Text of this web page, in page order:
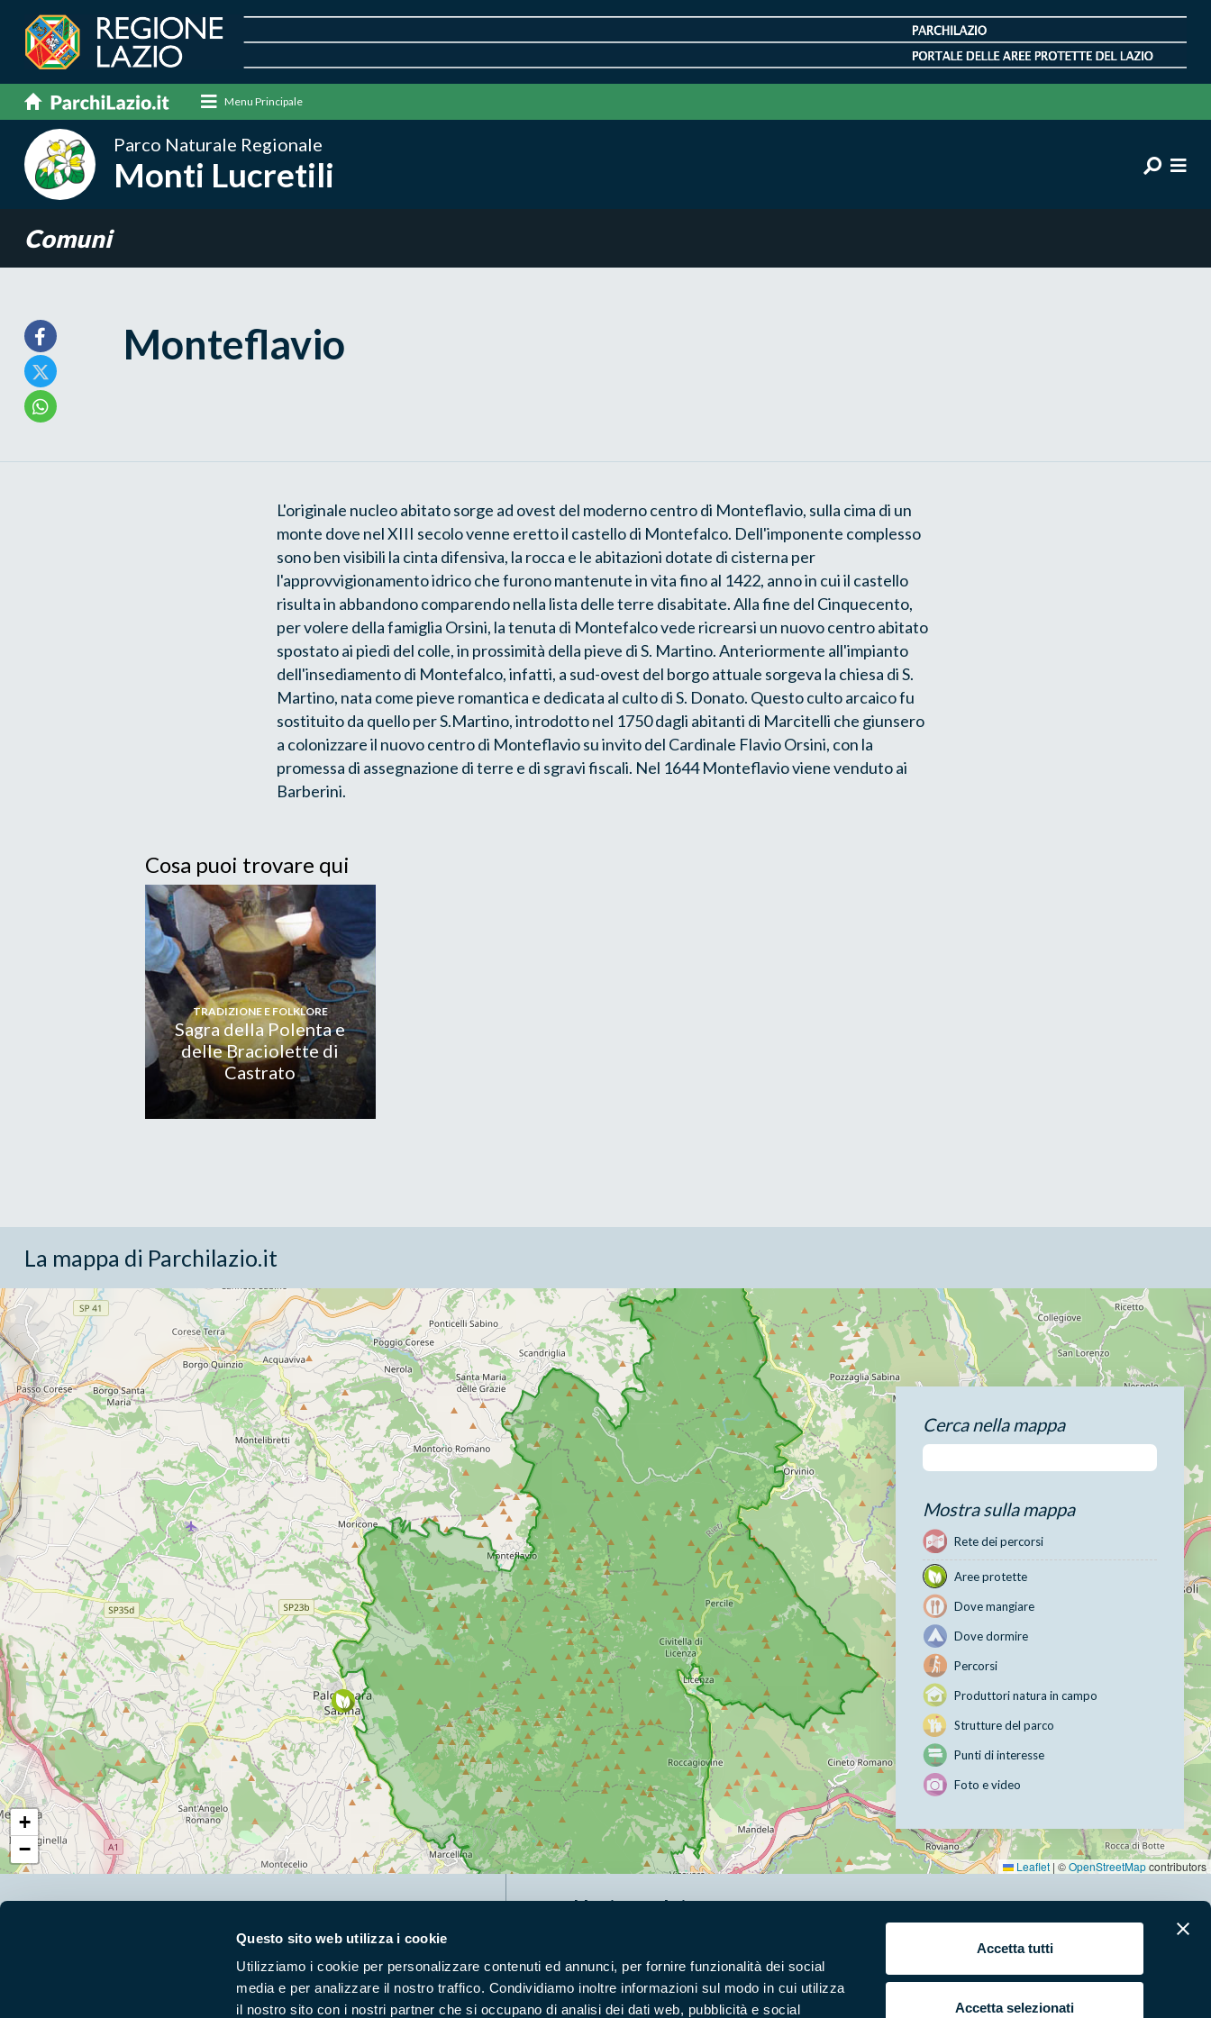
Questo sito web utilizza i cookie
Utilizziamo i cookie per personalizzare contenuti ed annunci, per fornire funzionalità dei social
media e per analizzare il nostro traffico. Condividiamo inoltre informazioni sul modo in cui utilizza
il nostro sito con i nostri partner che si occupano di analisi dei dati web, pubblicità e social
Accetta tutti
Accetta selezionati
Menu Principale
Parco Naturale Regionale
Monti Lucretili
Comuni
Monteflavio
L'originale nucleo abitato sorge ad ovest del moderno centro di Monteflavio, sulla cima di un
monte dove nel XIII secolo venne eretto il castello di Montefalco. Dell'imponente complesso
sono ben visibili la cinta difensiva, la rocca e le abitazioni dotate di cisterna per
l'approvvigionamento idrico che furono mantenute in vita fino al 1422, anno in cui il castello
risulta in abbandono comparendo nella lista delle terre disabitate. Alla fine del Cinquecento,
per volere della famiglia Orsini, la tenuta di Montefalco vede ricrearsi un nuovo centro abitato
spostato ai piedi del colle, in prossimità della pieve di S. Martino. Anteriormente all'impianto
dell'insediamento di Montefalco, infatti, a sud-ovest del borgo attuale sorgeva la chiesa di S.
Martino, nata come pieve romantica e dedicata al culto di S. Donato. Questo culto arcaico fu
sostituito da quello per S.Martino, introdotto nel 1750 dagli abitanti di Marcitelli che giunsero
a colonizzare il nuovo centro di Monteflavio su invito del Cardinale Flavio Orsini, con la
promessa di assegnazione di terre e di sgravi fiscali. Nel 1644 Monteflavio viene venduto ai
Barberini.
Cosa puoi trovare qui
TRADIZIONE E FOLKLORE
Sagra della Polenta e
delle Braciolette di
Castrato
La mappa di Parchilazio.it
+
−
Leaflet | ©OpenStreetMapcontributors
Cerca nella mappa
Mostra sulla mappa
Rete dei percorsi
Aree protette
Dove mangiare
Dove dormire
Percorsi
Produttori natura in campo
Strutture del parco
Punti di interesse
Foto e video
Naviga nel sito
News e appuntamenti
Enti di gestione
Natura
Punti di interesse
Storie
Foto e Video Pubblicazioni